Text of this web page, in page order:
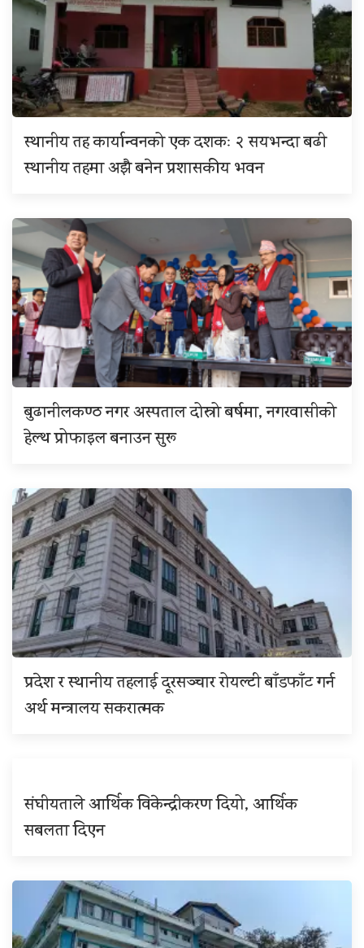
स्थानीय तह कार्यान्वनको एक दशकः २ सयभन्दा बढी
स्थानीय तहमा अझै बनेन प्रशासकीय भवन
बुढानीलकण्ठ नगर अस्पताल दोस्रो बर्षमा, नगरवासीको
हेल्थ प्रोफाइल बनाउन सुरू
प्रदेश र स्थानीय तहलाई दूरसञ्चार रोयल्टी बाँडफाँट गर्न
अर्थ मन्त्रालय सकरात्मक
संघीयताले आर्थिक विकेन्द्रीकरण दियो, आर्थिक
सबलता दिएन